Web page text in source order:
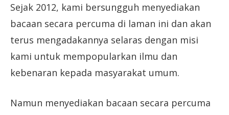
Sejak 2012, kami bersungguh menyediakan
bacaan secara percuma di laman ini dan akan
terus mengadakannya selaras dengan misi
kami untuk mempopularkan ilmu dan
kebenaran kepada masyarakat umum.
Namun menyediakan bacaan secara percuma